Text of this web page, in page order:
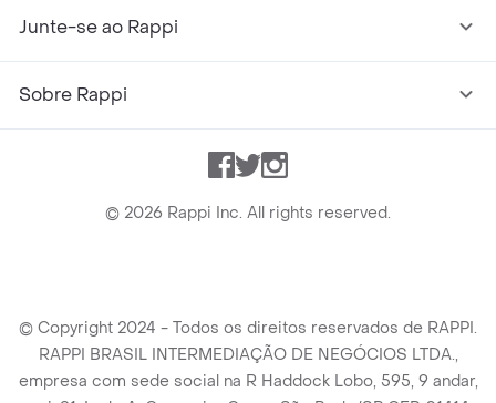
Junte-se ao Rappi
Sobre Rappi
Facebook
TwitterInstagram
© 2026 Rappi Inc. All rights reserved.
© Copyright 2024 - Todos os direitos reservados de RAPPI.
RAPPI BRASIL INTERMEDIAÇÃO DE NEGÓCIOS LTDA.,
empresa com sede social na R Haddock Lobo, 595, 9 andar,